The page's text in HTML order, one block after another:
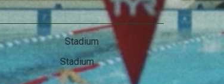
Stadium